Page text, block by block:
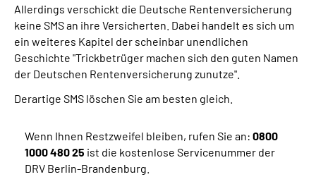
Mein Kundenportal
Allerdings verschickt die Deutsche Rentenversicherung
keine SMS an ihre Versicherten. Dabei handelt es sich um
ein weiteres Kapitel der scheinbar unendlichen
Geschichte "Trickbetrüger machen sich den guten Namen
der Deutschen Rentenversicherung zunutze".
Derartige SMS löschen Sie am besten gleich.
Wenn Ihnen Restzweifel bleiben, rufen Sie an: 0800
1000 480 25 ist die kostenlose Servicenummer der
DRV Berlin-Brandenburg.